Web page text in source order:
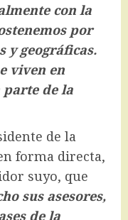
con la
por
y geográficas.
viven en
de la
de la
forma directa,
suyo, que
sus asesores,
de la